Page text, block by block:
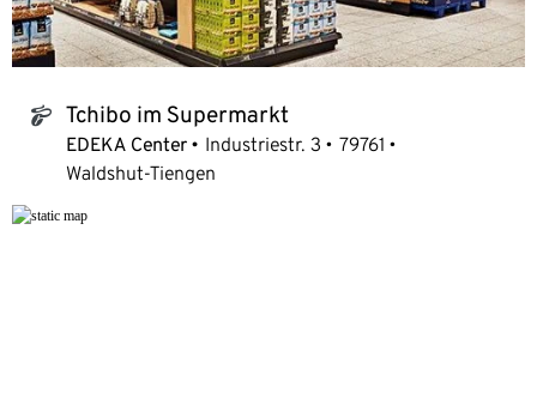
tchibo_logo Tchibo im Supermarkt
EDEKA Center Industriestr. 3
79761
Waldshut-Tiengen